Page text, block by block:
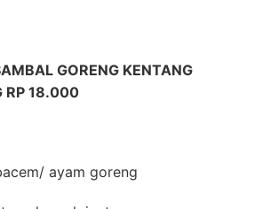
GORENG KENTANG
RP 18.000
ayam goreng